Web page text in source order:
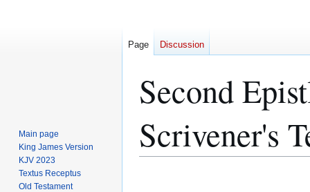
Second
Scrivener's
Page Discussion
Main page
King James Version
KJV 2023
Textus Receptus
Old Testament